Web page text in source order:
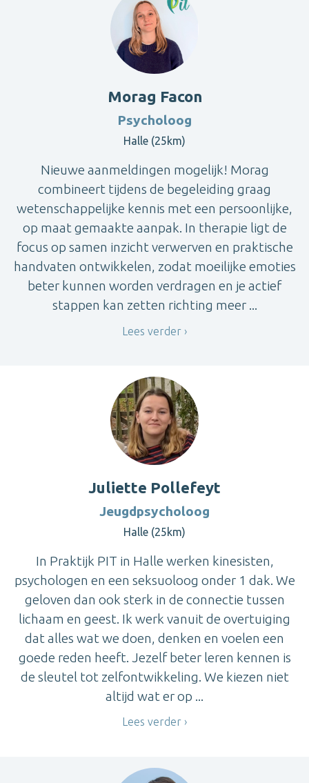
Morag Facon
Psycholoog
Halle (25km)
Nieuwe aanmeldingen mogelijk! Morag
combineert tijdens de begeleiding graag
wetenschappelijke kennis met een persoonlijke,
op maat gemaakte aanpak. In therapie ligt de
focus op samen inzicht verwerven en praktische
handvaten ontwikkelen, zodat moeilijke emoties
beter kunnen worden verdragen en je actief
stappen kan zetten richting meer ...
Lees verder
Juliette Pollefeyt
Jeugdpsycholoog
Halle (25km)
In Praktijk PIT in Halle werken kinesisten,
psychologen en een seksuoloog onder 1 dak. We
geloven dan ook sterk in de connectie tussen
lichaam en geest. Ik werk vanuit de overtuiging
dat alles wat we doen, denken en voelen een
goede reden heeft. Jezelf beter leren kennen is
de sleutel tot zelfontwikkeling. We kiezen niet
altijd wat er op ...
Lees verder